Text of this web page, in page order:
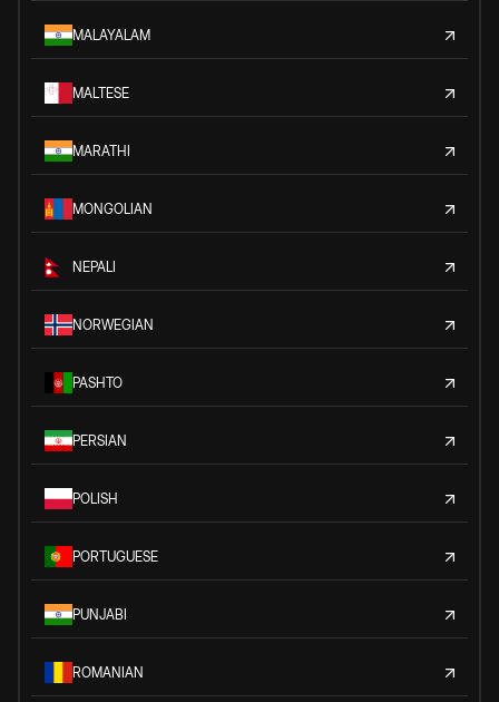
MALAYALAM
MALTESE
MARATHI
MONGOLIAN
NEPALI
NORWEGIAN
PASHTO
PERSIAN
POLISH
PORTUGUESE
PUNJABI
ROMANIAN